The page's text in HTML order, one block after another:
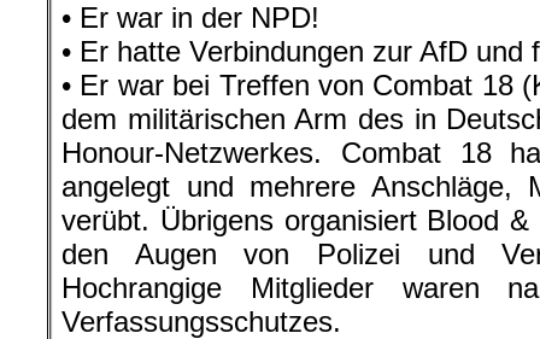
• Er war in der NPD!
• Er hatte Verbindungen zur AfD und
• Er war bei Treffen von Combat 18
dem militärischen Arm des in
Honour-Netzwerkes. Combat 18
angelegt und mehrere Anschläge,
verübt. Übrigens organisiert Blood
den Augen von Polizei und
Hochrangige Mitglieder waren
Verfassungsschutzes.